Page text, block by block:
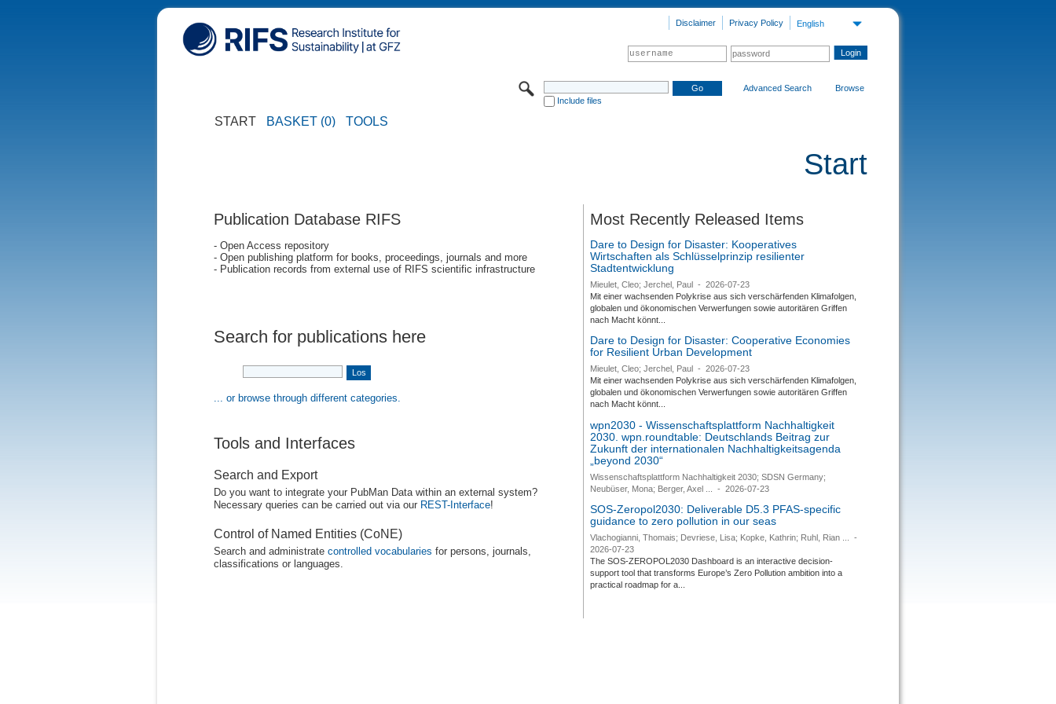
English
Privacy Policy
Disclaimer
Include files
Advanced Search Browse
START BASKET (0) TOOLS
Start
Publication Database RIFS
- Open Access repository
- Open publishing platform for books, proceedings, journals and more
- Publication records from external use of RIFS scientific infrastructure
Search for publications here
... or browse through different categories.
Tools and Interfaces
Search and Export
Do you want to integrate your PubMan Data within an external system?
Necessary queries can be carried out via our REST-Interface!
Control of Named Entities (CoNE)
Search and administrate controlled vocabularies for persons, journals,
classifications or languages.
Most Recently Released Items
Dare to Design for Disaster: Kooperatives
Wirtschaften als Schlüsselprinzip resilienter
Stadtentwicklung
Mieulet, Cleo; Jerchel, Paul -
2026-07-23
Mit einer wachsenden Polykrise aus sich verschärfenden Klimafolgen,
globalen und ökonomischen Verwerfungen sowie autoritären Griffen
nach Macht könnt...
Dare to Design for Disaster: Cooperative Economies
for Resilient Urban Development
Mieulet, Cleo; Jerchel, Paul -
2026-07-23
Mit einer wachsenden Polykrise aus sich verschärfenden Klimafolgen,
globalen und ökonomischen Verwerfungen sowie autoritären Griffen
nach Macht könnt...
wpn2030 - Wissenschaftsplattform Nachhaltigkeit
2030. wpn.roundtable: Deutschlands Beitrag zur
Zukunft der internationalen Nachhaltigkeitsagenda
„beyond 2030“
Wissenschaftsplattform Nachhaltigkeit 2030; SDSN Germany;
Neubüser, Mona; Berger, Axel ...
- 2026-07-23
SOS-Zeropol2030: Deliverable D5.3 PFAS-specific
guidance to zero pollution in our seas
Vlachogianni, Thomais; Devriese, Lisa; Kopke, Kathrin; Ruhl, Rian ...
-
2026-07-23
The SOS-ZEROPOL2030 Dashboard is an interactive decision-
support tool that transforms Europe’s Zero Pollution ambition into a
practical roadmap for a...